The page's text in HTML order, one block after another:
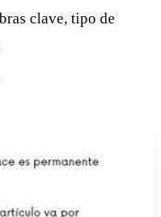
clave, tipo de